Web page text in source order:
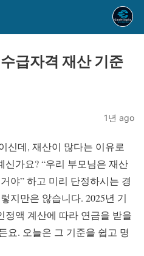
급자격 재산 기준
1년 ago
신데, 재산이 많다는 이유로
가요? “우리 부모님은 재산
야” 하고 미리 단정하시는 경
지만은 않습니다. 2025년 기
정액 계산에 따라 연금을 받을
요. 오늘은 그 기준을 쉽고 명